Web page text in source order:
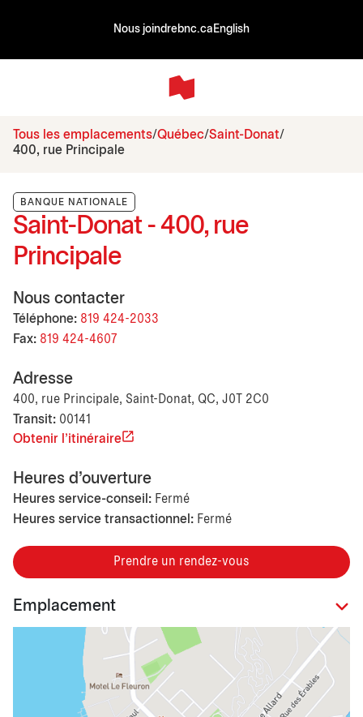
Nous joindrebnc.ca English
Tous les emplacements Québec Saint-Donat
400, rue Principale
BANQUE NATIONALE
Saint-Donat - 400, rue
Principale
Nous contacter
Téléphone: 819 424-2033
Fax: 819 424-4607
Adresse
400, rue Principale, Saint-Donat, QC, J0T 2C0
Transit: 00141
Obtenir l'itinéraire
Heures d'ouverture
Heures service-conseil: Fermé
Heures service transactionnel: Fermé
Prendre un rendez-vous
Emplacement